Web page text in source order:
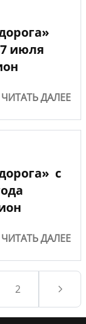
июля
ЧИТАТЬ ДАЛЕЕ
с
ЧИТАТЬ ДАЛЕЕ
2